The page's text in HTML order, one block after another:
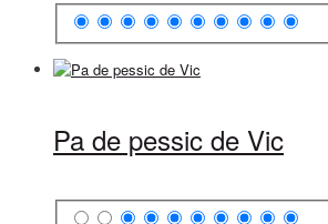
Pa de pessic de Vic